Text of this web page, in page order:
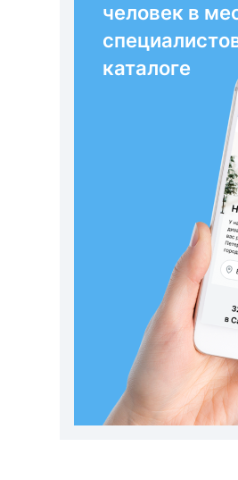
человек в
каталоге